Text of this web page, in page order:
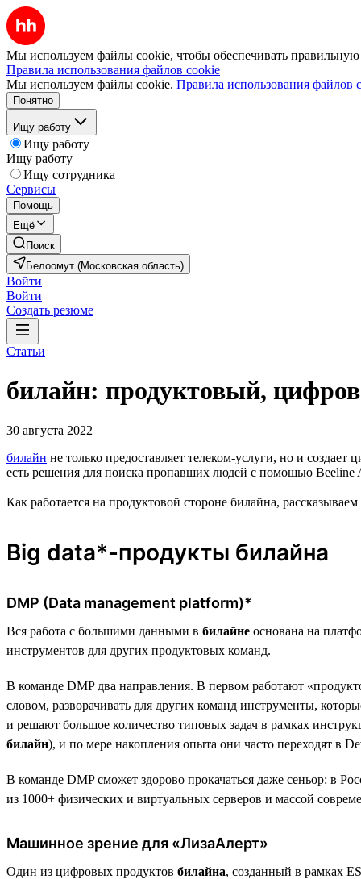
Мы используем файлы cookie, чтобы обеспечивать правильную
Правила использования файлов cookie
Мы используем файлы cookie. Правила использования файлов
Понятно
Ищу работу
Ищу работу
Ищу работу
Ищу сотрудника
Сервисы
Помощь
Ещё
Поиск
Белоомут (Московская область)
Войти
Войти
Создать резюме
Статьи
билайн: продуктовый,
30 августа 2022
билайн не только предоставляет телеком-услуги, но и
есть решения для поиска пропавших людей с помощью Beeline
Как работается на продуктовой стороне билайна,
Big data*-продукты билайна
DMP (Data management platform)*
Вся работа с большими данными в билайне основана на
инструментов для других продуктовых команд.
В команде DMP два направления. В первом работают
словом, разворачивать для других команд инструменты,
и решают большое количество типовых задач в рамках
билайн), и по мере накопления опыта они часто переходят в
В команде DMP сможет здорово прокачаться даже сеньор: в
из 1000+ физических и виртуальных серверов и массой
Машинное зрение для «ЛизаАлерт»
Один из цифровых продуктов билайна, созданный в рамках